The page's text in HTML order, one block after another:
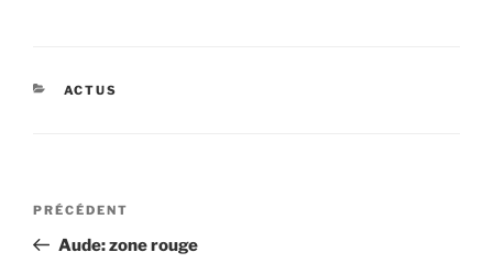
CATÉGORIES
ACTUS
Navigation
l’article
Article
précédent
PRÉCÉDENT
Aude: zone rouge